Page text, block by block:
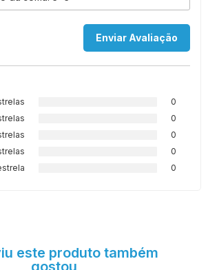
0
0
0
0
0
este produto também
gostou